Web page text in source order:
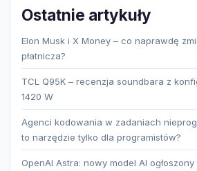
Ostatnie artykuły
Elon Musk i X Money – co naprawdę
płatnicza?
TCL Q95K – recenzja soundbara z
1420 W
Agenci kodowania w zadaniach
to narzędzie tylko dla programistów?
OpenAI Astra: nowy model AI